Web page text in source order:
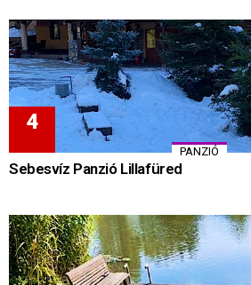
PANZIÓ
Sebesvíz Panzió Lillafüred